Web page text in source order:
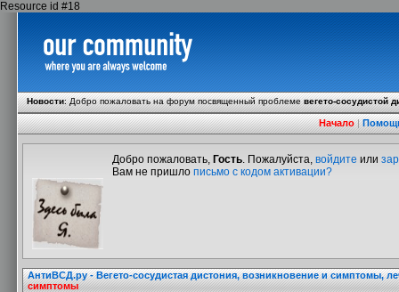
Resource id #18
Новости:Добро пожаловать на форум посвященный проблемевегето-сосудистой
Начало|
Добро пожаловать, Гость. Пожалуйста, войдите или
Вам не пришло письмо с кодом активации?
АнтиВСД.ру - Вегето-сосудистая дистония, возникновение и симптомы,
симптомы